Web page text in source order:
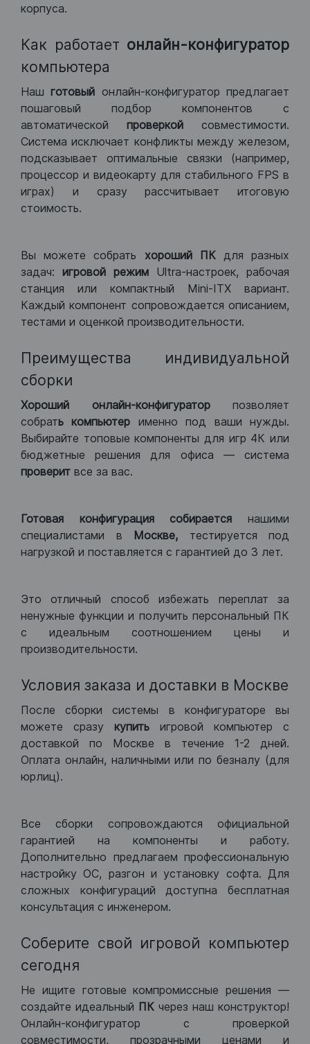
корпуса.
Как работает онлайн-конфигуратор
компьютера
Нашготовый онлайн-конфигуратор предлагает
пошаговый подбор компонентов с
автоматической проверкой совместимости.
Система исключает конфликты между железом,
подсказывает оптимальные связки (например,
процессор и видеокарту для стабильного FPS в
играх) и сразу рассчитывает итоговую
стоимость.
Вы можете собрать хороший ПКдля разных
задач: игровой режим Ultra-настроек, рабочая
станция или компактный Mini-ITX вариант.
Каждый компонент сопровождается описанием,
тестами и оценкой производительности.
Преимущества индивидуальной
сборки
Хороший онлайн-конфигураторпозволяет
собрать компьютер именно под ваши нужды.
Выбирайте топовые компоненты для игр 4К или
бюджетные решения для офиса — система
проверит все за вас.
Готовая конфигурация собираетсянашими
специалистами в Москве, тестируется под
нагрузкой и поставляется с гарантией до 3 лет.
Это отличный способ избежать переплат за
ненужные функции и получить персональный ПК
с идеальным соотношением цены и
производительности.
Условия заказа и доставки в Москве
После сборки системы в конфигураторе вы
можете сразу купить игровой компьютер с
доставкой по Москве в течение 1-2 дней.
Оплата онлайн, наличными или по безналу (для
юрлиц).
Все сборки сопровождаются официальной
гарантией на компоненты и работу.
Дополнительно предлагаем профессиональную
настройку ОС, разгон и установку софта. Для
сложных конфигураций доступна бесплатная
консультация с инженером.
Соберите свой игровой компьютер
сегодня
Не ищите готовые компромиссные решения —
создайте идеальный ПК через наш конструктор!
Онлайн-конфигуратор с проверкой
совместимости, прозрачными ценами и